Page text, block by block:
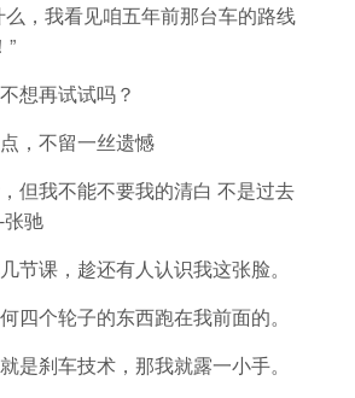
么，我看见咱五年前那台车的路线
”
想再试试吗？
，不留一丝遗憾
但我不能不要我的清白 不是过去
驰
节课，趁还有人认识我这张脸。
四个轮子的东西跑在我前面的。
是刹车技术，那我就露一小手。